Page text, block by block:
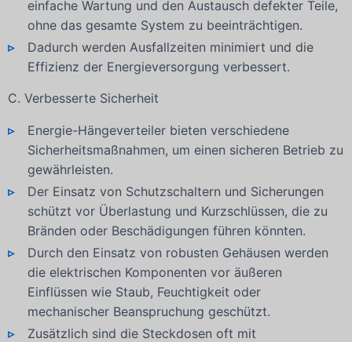
einfache Wartung und den Austausch defekter Teile,
ohne das gesamte System zu beeinträchtigen.
Dadurch werden Ausfallzeiten minimiert und die
Effizienz der Energieversorgung verbessert.
C. Verbesserte Sicherheit
Energie-Hängeverteiler bieten verschiedene
Sicherheitsmaßnahmen, um einen sicheren Betrieb zu
gewährleisten.
Der Einsatz von Schutzschaltern und Sicherungen
schützt vor Überlastung und Kurzschlüssen, die zu
Bränden oder Beschädigungen führen könnten.
Durch den Einsatz von robusten Gehäusen werden
die elektrischen Komponenten vor äußeren
Einflüssen wie Staub, Feuchtigkeit oder
mechanischer Beanspruchung geschützt.
Zusätzlich sind die Steckdosen oft mit